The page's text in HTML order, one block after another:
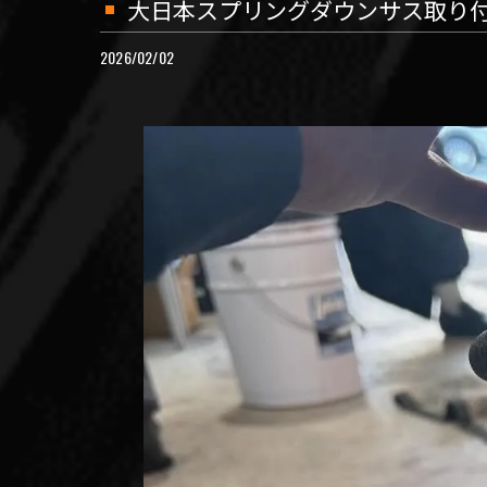
大日本スプリングダウンサス取り
2026/02/02